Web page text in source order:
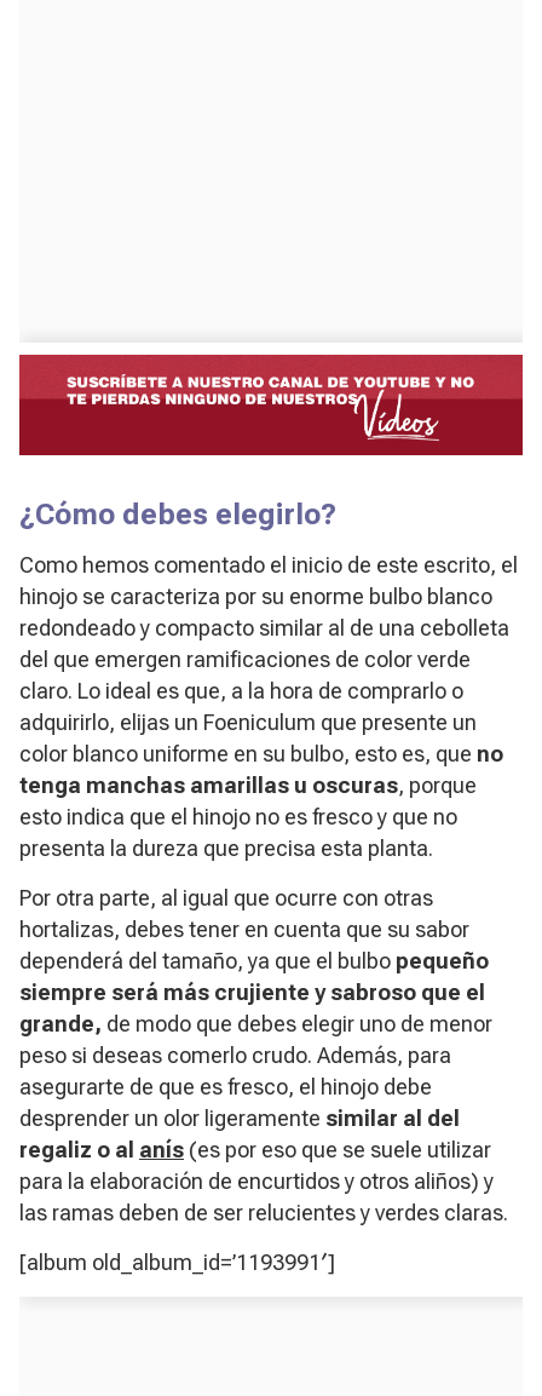
¿Cómo debes elegirlo?
Como hemos comentado el inicio de este escrito, el
hinojo se caracteriza por su enorme bulbo blanco
redondeado y compacto similar al de una cebolleta
del que emergen ramificaciones de color verde
claro. Lo ideal es que, a la hora de comprarlo o
adquirirlo, elijas un Foeniculum que presente un
color blanco uniforme en su bulbo, esto es, que no
tenga manchas amarillas u oscuras, porque
esto indica que el hinojo no es fresco y que no
presenta la dureza que precisa esta planta.
Por otra parte, al igual que ocurre con otras
hortalizas, debes tener en cuenta que su sabor
dependerá del tamaño, ya que el bulbo pequeño
siempre será más crujiente y sabroso que el
grande, de modo que debes elegir uno de menor
peso si deseas comerlo crudo. Además, para
asegurarte de que es fresco, el hinojo debe
desprender un olor ligeramente similar al del
regaliz o al anís (es por eso que se suele utilizar
para la elaboración de encurtidos y otros aliños) y
las ramas deben de ser relucientes y verdes claras.
[album old_album_id=’1193991′]